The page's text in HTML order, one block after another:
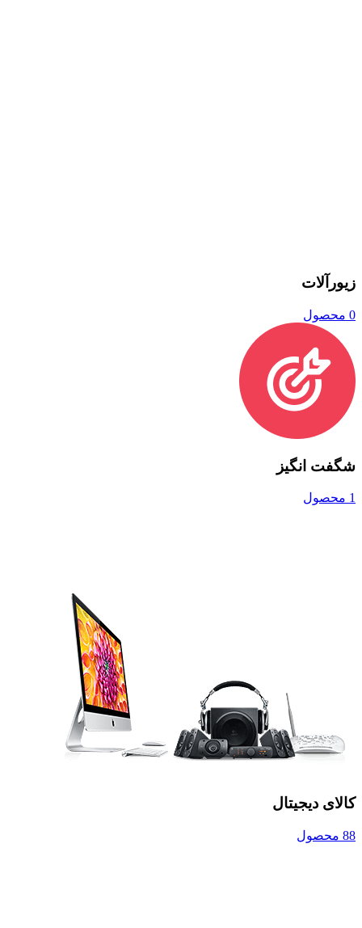
زیورآلات
0 محصول
شگفت انگیز
1 محصول
کالای دیجیتال
88 محصول